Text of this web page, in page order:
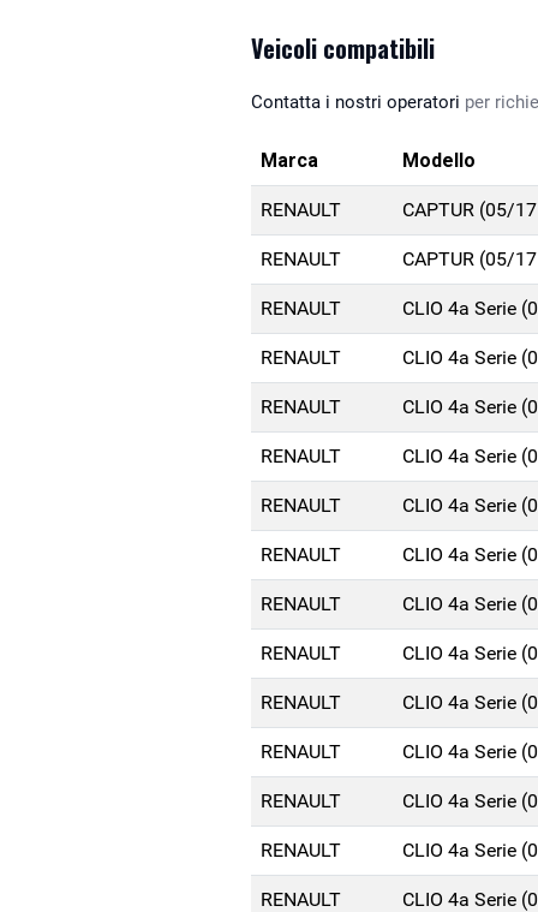
Veicoli compatibili
Contatta i nostri operatori per
Marca Modello
RENAULT CAPTUR (05/
RENAULT CAPTUR (05/
RENAULT CLIO 4a Serie
RENAULT CLIO 4a Serie
RENAULT CLIO 4a Serie
RENAULT CLIO 4a Serie
RENAULT CLIO 4a Serie
RENAULT CLIO 4a Serie
RENAULT CLIO 4a Serie
RENAULT CLIO 4a Serie
RENAULT CLIO 4a Serie
RENAULT CLIO 4a Serie
RENAULT CLIO 4a Serie
RENAULT CLIO 4a Serie
RENAULT CLIO 4a Serie